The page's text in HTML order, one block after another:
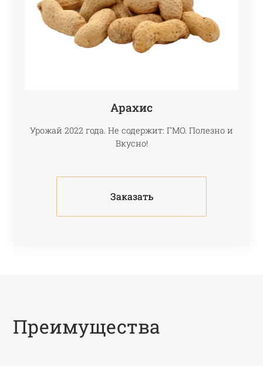
Арахис
Урожай 2022 года. Не содержит: ГМО. Полезно и
Вкусно!
Заказать
Преимущества